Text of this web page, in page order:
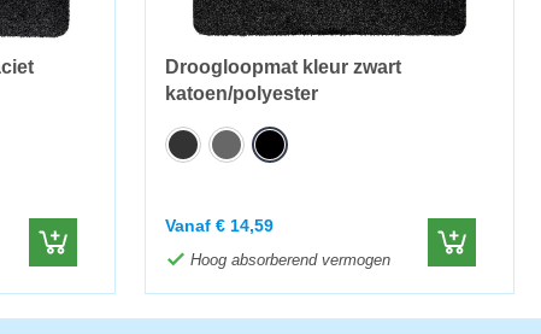
Droogloopmat kleur zwart
katoen/polyester
Vanaf € 14,59
Hoog absorberend vermogen